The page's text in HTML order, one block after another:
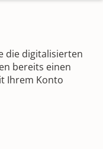
die digitalisierten
bereits einen
Ihrem Konto